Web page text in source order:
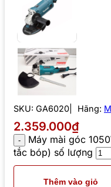
SKU: GA6020 Hãng:
2.359.000₫
Máy mài góc
tắc bóp) số lượng
Thêm vào giỏ